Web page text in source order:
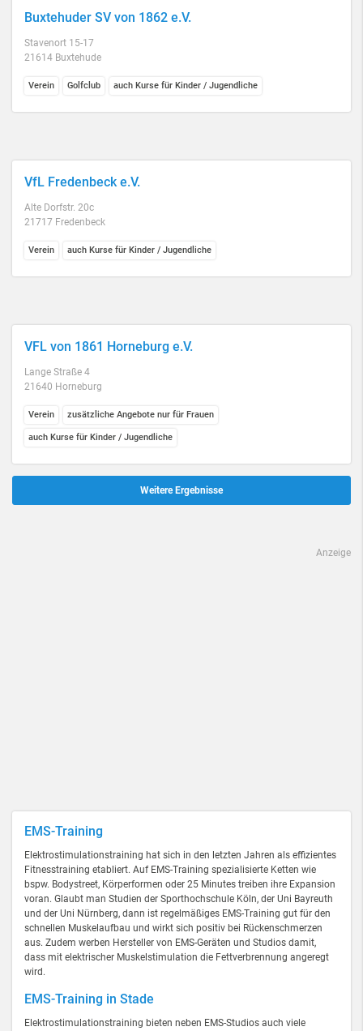
EMS-Training
Elektrostimulationstraining hat sich in den letzten Jahren als effizientes
Fitnesstraining etabliert. Auf EMS-Training spezialisierte Ketten wie
bspw. Bodystreet, Körperformen oder 25 Minutes treiben ihre Expansion
voran. Glaubt man Studien der Sporthochschule Köln, der Uni Bayreuth
und der Uni Nürnberg, dann ist regelmäßiges EMS-Training gut für den
schnellen Muskelaufbau und wirkt sich positiv bei Rückenschmerzen
aus. Zudem werben Hersteller von EMS-Geräten und Studios damit,
dass mit elektrischer Muskelstimulation die Fettverbrennung angeregt
wird.
EMS-Training in Stade
Elektrostimulationstraining bieten neben EMS-Studios auch viele
Buxtehuder SV von 1862 e.V.
Stavenort 15-17
21614 Buxtehude
Verein Golfclub auch Kurse für Kinder / Jugendliche
VfL Fredenbeck e.V.
Alte Dorfstr. 20c
21717 Fredenbeck
Verein auch Kurse für Kinder / Jugendliche
VFL von 1861 Horneburg e.V.
Lange Straße 4
21640 Horneburg
Verein zusätzliche Angebote nur für Frauen
auch Kurse für Kinder / Jugendliche
Weitere Ergebnisse
Anzeige